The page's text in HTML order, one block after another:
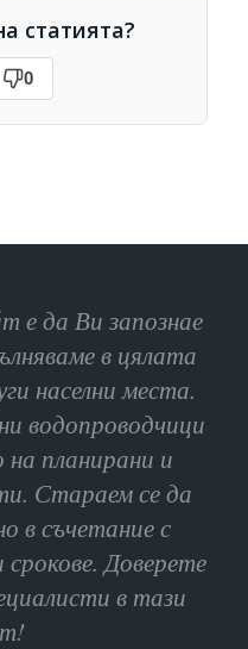
статията?
0
е да Ви запознае
в цялата
населни места.
водопроводчици
планирани и
Стараем се да
в съчетание с
Доверете
в тази